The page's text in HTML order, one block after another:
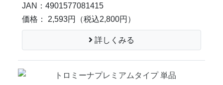
JAN：4901577081415
価格： 2,593円
（税込2,800円）
詳しくみる